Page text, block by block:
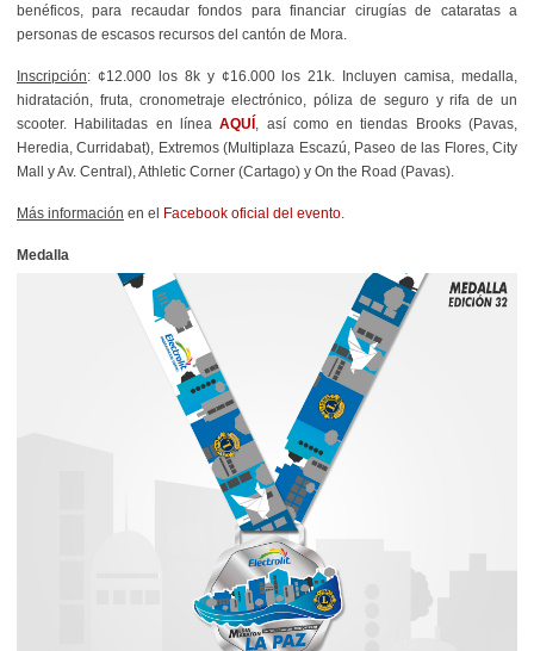
benéficos, para recaudar fondos para financiar cirugías de cataratas a
personas de escasos recursos del cantón de Mora.
Inscripción: ¢12.000 los 8k y ¢16.000 los 21k. Incluyen camisa, medalla,
hidratación, fruta, cronometraje electrónico, póliza de seguro y rifa de un
scooter. Habilitadas en líneaAQUÍ , así como en tiendas Brooks (Pavas,
Heredia, Curridabat), Extremos (Multiplaza Escazú, Paseo de las Flores, City
Mall y Av. Central), Athletic Corner (Cartago) y On the Road (Pavas).
Más información en el Facebook oficial del evento
Medalla